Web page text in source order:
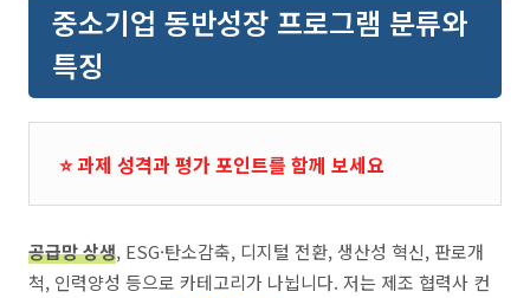
중소기업 동반성장 프로그램 분류와
특징
⭐ 과제 성격과 평가 포인트를 함께 보세요
공급망 상생, ESG·탄소감축, 디지털 전환, 생산성 혁신, 판로개
척, 인력양성 등으로 카테고리가 나뉩니다. 저는 제조 협력사 컨